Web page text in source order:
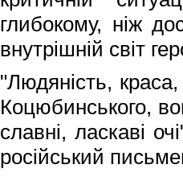
глибокому, ніж
внутрішній світ
"Людяність,
Коцюбинського,
славні, ласкаві
російський